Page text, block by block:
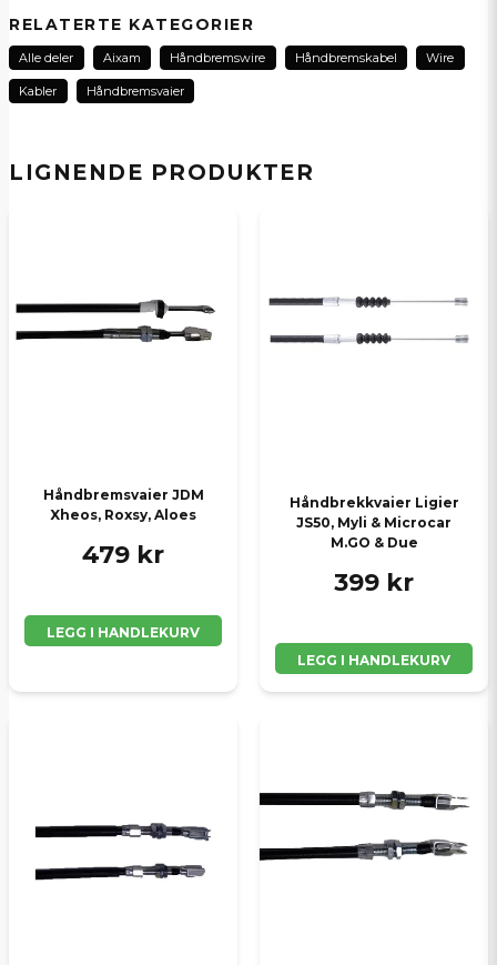
LIGNENDE PRODUKTER
Håndbremsvaier JDM
Xheos, Roxsy, Aloes
479 kr
LEGG I HANDLEKURV
Håndbrekkvaier Ligier
JS50, Myli & Microcar
M.GO & Due
399 kr
LEGG I HANDLEKURV
Spør oss noe om dette produktet...
Ja, jeg får publisert min forespørsel
Send spørsmål
RELATERTE KATEGORIER
Alle deler Aixam Håndbremswire Håndbremskabel Wire
Kabler Håndbremsvaier